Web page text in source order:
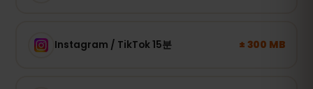
Instagram / TikTok 15분 ± 300 MB